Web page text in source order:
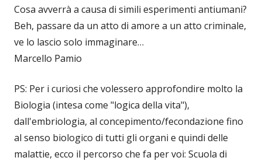
Cosa avverrà a causa di simili esperimenti antiumani?
Beh, passare da un atto di amore a un atto criminale,
ve lo lascio solo immaginare…
Marcello Pamio
PS: Per i curiosi che volessero approfondire molto la
Biologia (intesa come "logica della vita"),
dall'embriologia, al concepimento/fecondazione fino
al senso biologico di tutti gli organi e quindi delle
malattie, ecco il percorso che fa per voi: Scuola di